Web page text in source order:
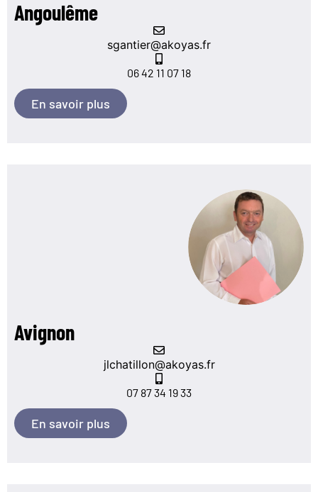
Angoulême
sgantier@akoyas.fr
06 42 11 07 18
En savoir plus
Avignon
jlchatillon@akoyas.fr
07 87 34 19 33
En savoir plus